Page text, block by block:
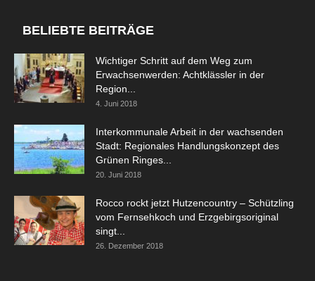
BELIEBTE BEITRÄGE
Wichtiger Schritt auf dem Weg zum
Erwachsenwerden: Achtklässler in der
Region...
4. Juni 2018
Interkommunale Arbeit in der wachsenden
Stadt: Regionales Handlungskonzept des
Grünen Ringes...
20. Juni 2018
Rocco rockt jetzt Hutzencountry – Schützling
vom Fernsehkoch und Erzgebirgsoriginal
singt...
26. Dezember 2018